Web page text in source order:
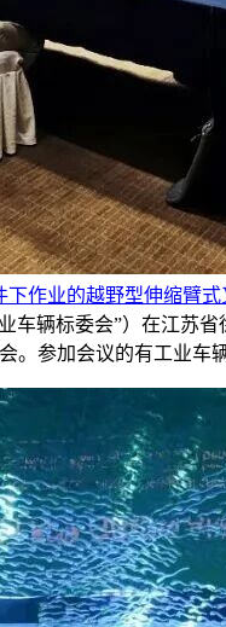
作业的越野型伸缩臂
车辆标委会”）在江
参加会议的有工业车